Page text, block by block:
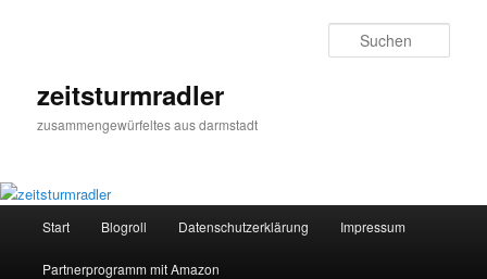
zeitsturmradler
zusammengewürfeltes aus darmstadt
Start Blogroll Datenschutzerklärung Impressum
Partnerprogramm mit Amazon